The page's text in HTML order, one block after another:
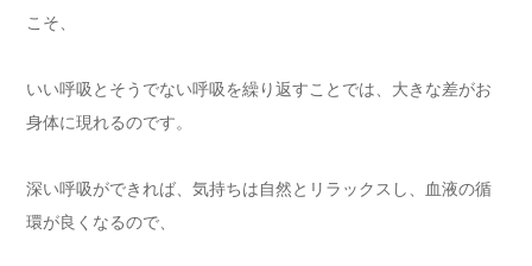
こそ、
いい呼吸とそうでない呼吸を繰り返すことでは、大きな差がお
身体に現れるのです。
深い呼吸ができれば、気持ちは自然とリラックスし、血液の循
環が良くなるので、